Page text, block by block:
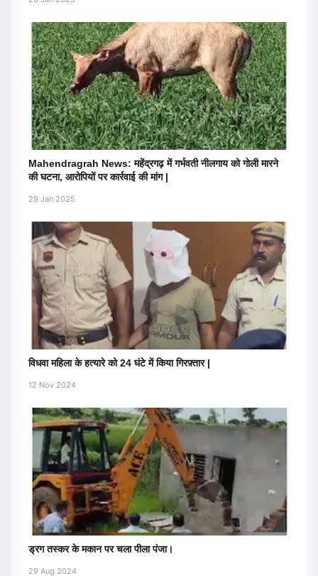
Mahendragrah News: महेंद्रगढ़ में गर्भवती नीलगाय को गोली मारने
की घटना, आरोपियों पर कार्रवाई की मांग |
29 Jan 2025
विधवा महिला के हत्यारे को 24 घंटे में किया गिरफ़्तार |
12 Nov 2024
ड्रग तस्कर के मकान पर चला पीला पंजा।
29 Aug 2024